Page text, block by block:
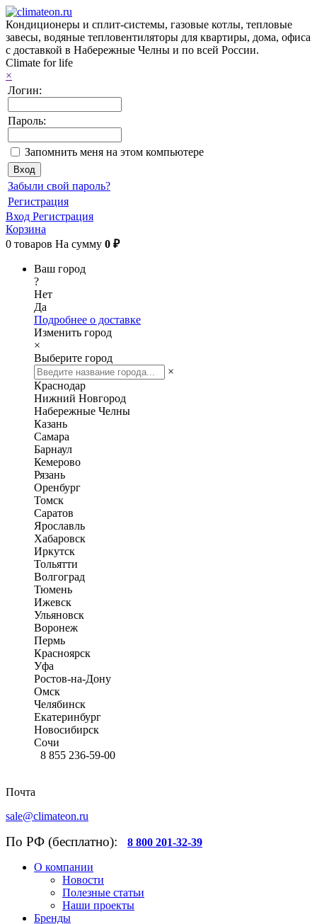
Кондиционеры и сплит-системы, газовые котлы, тепловые
завесы, водяные тепловентиляторы для квартиры, дома, офиса
с доставкой в Набережные Челны и по всей России.
Climate for life
×
Логин:
Пароль:
Запомнить меня на этом компьютере
Забыли свой пароль?
Регистрация
Вход Регистрация
Корзина
0 товаров На сумму 0 ₽
Ваш город
?
Нет
Да
Подробнее о доставке
Изменить город
×
Выберите город
×
Краснодар
Нижний Новгород
Набережные Челны
Казань
Самара
Барнаул
Кемерово
Рязань
Оренбург
Томск
Саратов
Ярославль
Хабаровск
Иркутск
Тольятти
Волгоград
Тюмень
Ижевск
Ульяновск
Воронеж
Пермь
Красноярск
Уфа
Ростов-на-Дону
Омск
Челябинск
Екатеринбург
Новосибирск
Сочи
8 855 236-59-00
Почта
sale@climateon.ru
По РФ (бесплатно): 8 800 201-32-39
О компании
Новости
Полезные статьи
Наши проекты
Бренды